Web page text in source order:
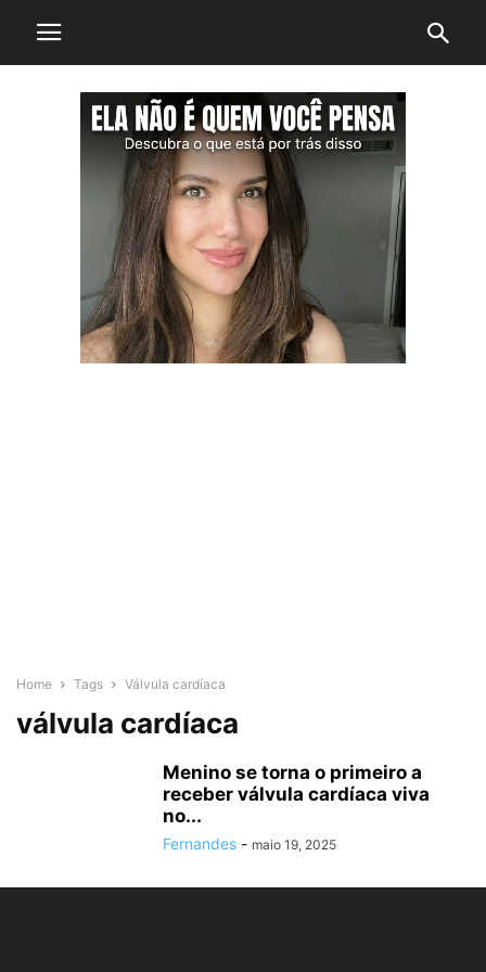
Home Tags Válvula cardíaca
válvula cardíaca
Menino se torna o primeiro a
receber válvula cardíaca viva
no...
Fernandes - maio 19, 2025